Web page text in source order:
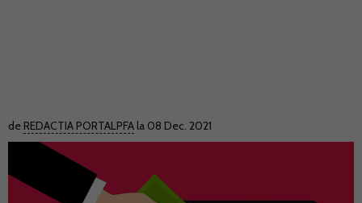
de REDACTIA PORTALPFA la 08 Dec. 2021